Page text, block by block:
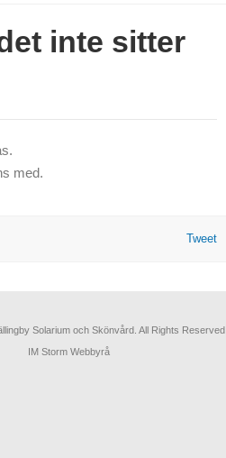
inte sitter
med.
Tweet
Solarium och Skönvård. All Rights Reserved
IM Storm Webbyrå